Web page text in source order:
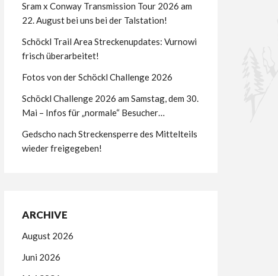
Sram x Conway Transmission Tour 2026 am
22. August bei uns bei der Talstation!
Schöckl Trail Area Streckenupdates: Vurnowi
frisch überarbeitet!
Fotos von der Schöckl Challenge 2026
Schöckl Challenge 2026 am Samstag, dem 30.
Mai – Infos für „normale“ Besucher…
Gedscho nach Streckensperre des Mittelteils
wieder freigegeben!
ARCHIVE
August 2026
Juni 2026